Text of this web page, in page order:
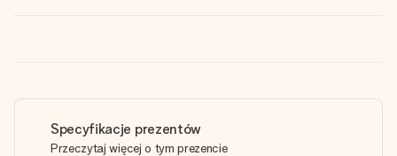
Specyfikacje prezentów
Przeczytaj więcej o tym prezencie